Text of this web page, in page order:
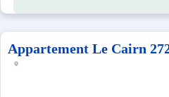
Appartement Le Cairn